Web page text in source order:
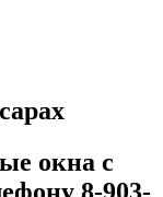
окна с